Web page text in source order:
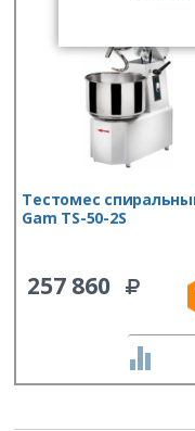
Тестомес
Gam TS-50-2S
257 860